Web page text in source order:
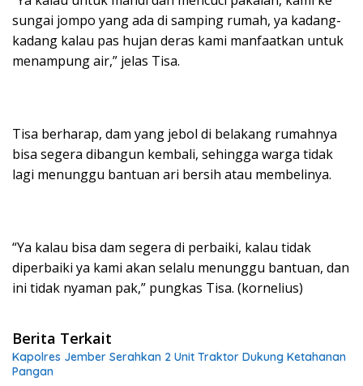
sungai jompo yang ada di samping rumah, ya kadang-
kadang kalau pas hujan deras kami manfaatkan untuk
menampung air,” jelas Tisa.
Tisa berharap, dam yang jebol di belakang rumahnya
bisa segera dibangun kembali, sehingga warga tidak
lagi menunggu bantuan ari bersih atau membelinya.
“Ya kalau bisa dam segera di perbaiki, kalau tidak
diperbaiki ya kami akan selalu menunggu bantuan, dan
ini tidak nyaman pak,” pungkas Tisa. (kornelius)
Berita Terkait
Kapolres Jember Serahkan 2 Unit Traktor Dukung Ketahanan
Pangan